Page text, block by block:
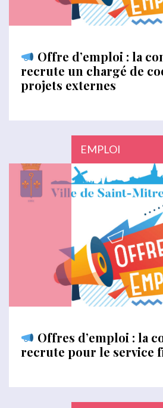
Offre d’emploi : la
recrute un chargé de
projets externes
EMPLOI
Offres d’emploi : la
recrute pour le service